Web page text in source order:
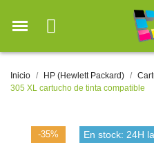
Inicio HP (Hewlett Packard)
305 XL cartucho de tinta compatible
-35% En stock: 24H